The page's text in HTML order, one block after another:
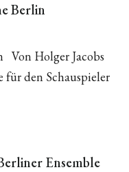
Berlin
Von Holger Jacobs
für den Schauspieler
Ensemble